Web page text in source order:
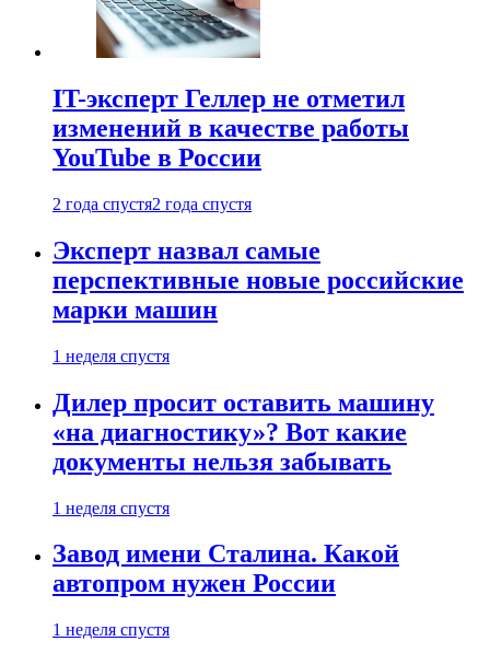
IT-эксперт Геллер не отметил
изменений в качестве работы
YouTube в России
2 года спустя2 года спустя
Эксперт назвал самые
перспективные новые российские
марки машин
1 неделя спустя
Дилер просит оставить машину
«на диагностику»? Вот какие
документы нельзя забывать
1 неделя спустя
Завод имени Сталина. Какой
автопром нужен России
1 неделя спустя